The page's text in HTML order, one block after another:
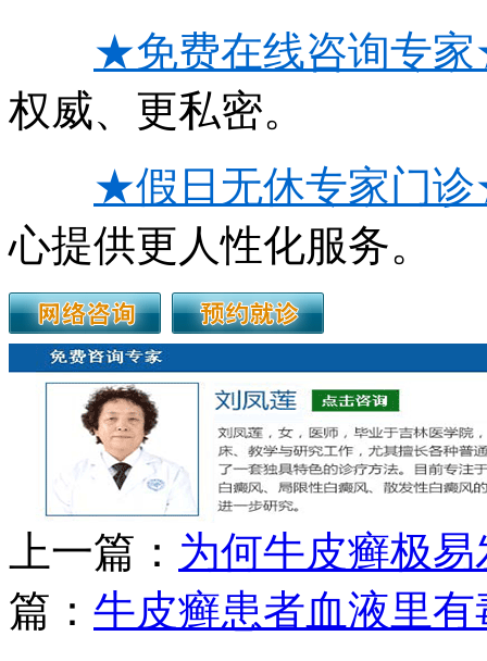
★免费在线咨询专
权威、更私密。
★假日无休专家门
心提供更人性化服务。
上一篇： 为何牛皮癣极
篇： 牛皮癣患者血液里